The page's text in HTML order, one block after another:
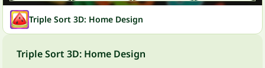
Triple Sort 3D: Home Design
Triple Sort 3D: Home Design